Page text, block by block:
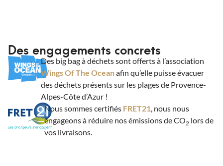
Des engagements concrets
Des big bag à déchets sont offerts à l’association
Wings Of The Oceanafin qu’elle puisse évacuer
des déchets présents sur les plages de Provence-
Alpes-Côte d’Azur !
Nous sommes certifiés FRET21, nous nous
engageons à réduire nos émissions de CO2lors de
vos livraisons.